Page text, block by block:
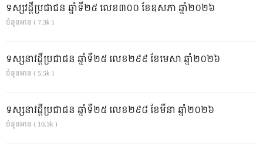
ទស្សវដ្តីប្រជាជន ឆ្នាំទី២៥ លេខ៣០០ ខែឧសភា ឆ្នាំ២០២៦
ចំនួនអាន ( 7.3k )
ទស្សនាវដ្ដីប្រជាជន ឆ្នាំទី២៥ លេខ២៩៩ ខែមេសា ឆ្នាំ២០២៦
ចំនួនអាន ( 5.5k )
ទស្សនាវដ្ដីប្រជាជន ឆ្នាំទី២៥ លេខ២៩៨ ខែមីនា ឆ្នាំ២០២៦
ចំនួនអាន ( 10.3k )